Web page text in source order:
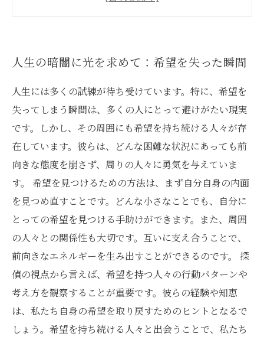
希望を持ち続ける人々との出会い：探偵業界か
らの視点
未来に繋がる希望の光：私たちが目指す道
人生の暗闇に光を求めて：希望を失った瞬間
人生には多くの試練が待ち受けています。特に、希望を
失ってしまう瞬間は、多くの人にとって避けがたい現実
です。しかし、その周囲にも希望を持ち続ける人々が存
在しています。彼らは、どんな困難な状況にあっても前
向きな態度を崩さず、周りの人々に勇気を与えていま
す。 希望を見つけるための方法は、まず自分自身の内面
を見つめ直すことです。どんな小さなことでも、自分に
とっての希望を見つける手助けができます。また、周囲
の人々との関係性も大切です。互いに支え合うことで、
前向きなエネルギーを生み出すことができるのです。 探
偵の視点から言えば、希望を持つ人々の行動パターンや
考え方を観察することが重要です。彼らの経験や知恵
は、私たち自身の希望を取り戻すためのヒントとなるで
しょう。希望を持ち続ける人々と出会うことで、私たち